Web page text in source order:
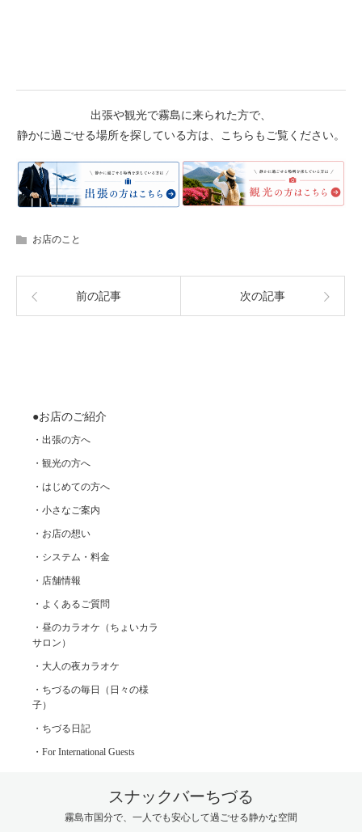
出張や観光で霧島に来られた方で、
静かに過ごせる場所を探している方は、こちらもご覧ください。
お店のこと
前の記事 次の記事
●お店のご紹介
・出張の方へ
・観光の方へ
・はじめての方へ
・小さなご案内
・お店の想い
・システム・料金
・店舗情報
・よくあるご質問
・昼のカラオケ（ちょいカラ
サロン）
・大人の夜カラオケ
・ちづるの毎日（日々の様
子）
・ちづる日記
・For International Guests
スナックバーちづる
霧島市国分で、一人でも安心して過ごせる静かな空間